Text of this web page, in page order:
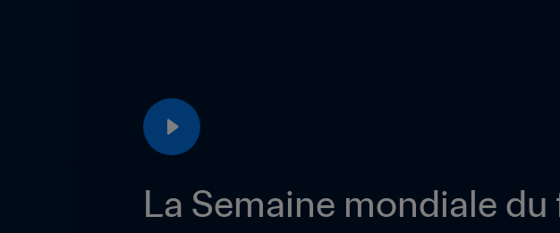
La Semaine mondiale